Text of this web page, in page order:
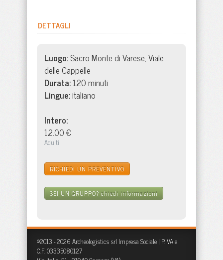
DETTAGLI
Luogo:Sacro Monte di Varese, Viale
delle Cappelle
Durata:120 minuti
Lingue:italiano
Intero:
12.00 €
Adulti
RICHIEDI UN PREVENTIVO
SEI UN GRUPPO? chiedi informazioni
©2013 - 2026 Archeologistics srl Impresa Sociale | P.IVA e
C.F. 03335080127